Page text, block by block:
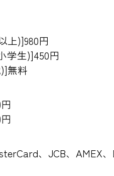
上)]980円
学生)]450円
無料
、JCB、AMEX